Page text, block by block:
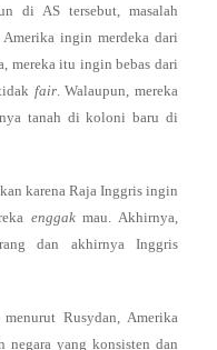
di AS tersebut, masalah
ingin merdeka dari
mereka itu ingin bebas dari
fair. Walaupun, mereka
tanah di koloni baru di
karena Raja Inggris ingin
enggakmau. Akhirnya,
dan akhirnya Inggris
Rusydan, Amerika
negara yang konsisten dan